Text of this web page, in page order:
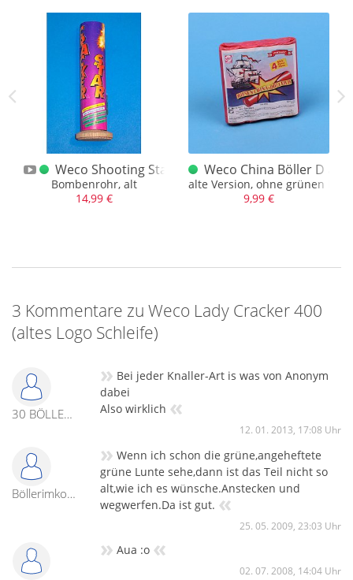
Logo
Logo / 90er Böller
Weco Shooting Star altes Logo
Bombenrohr, alt
14,99 €
Weco China Böller D
alte Version, ohne grünen
9,99 €
3 Kommentare zu Weco Lady Cracker 400
(altes Logo Schleife)
30 BÖLLERIMKOPF
» Bei jeder Knaller-Art is was von Anonym
dabei
Also wirklich «
12. 01. 2013, 17:08 Uhr
Böllerimkopf
» Wenn ich schon die grüne,angeheftete
grüne Lunte sehe,dann ist das Teil nicht so
alt,wie ich es wünsche.Anstecken und
wegwerfen.Da ist gut. «
25. 05. 2009, 23:03 Uhr
» Aua :o «
02. 07. 2008, 14:04 Uhr